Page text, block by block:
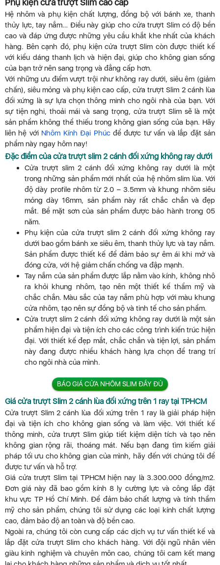
Phụ kiện cửa trượt Slim cao cấp
Hệ nhôm và phụ kiện chất lượng, đồng bộ với bánh xe, thanh
thủy lực, tay nắm… Điều này giúp cho cửa trượt Slim có độ bền
cao và đáp ứng được những yêu cầu khắt khe nhất của khách
hàng. Bên cạnh đó, phụ kiện cửa trượt Slim còn được thiết kế
với kiểu dáng thanh lịch và hiện đại, giúp cho không gian sống
của bạn trở nên sang trọng và đẳng cấp hơn.
Với những ưu điểm vượt trội như không ray dưới, siêu êm (giảm
chấn), siêu mỏng và phụ kiện cao cấp, cửa trượt Slim 2 cánh lùa
đối xứng là sự lựa chọn thông minh cho ngôi nhà của bạn. Với
sự tiện nghi, thoải mái và sang trọng, cửa trượt Slim sẽ là một
sản phẩm không thể thiếu trong không gian sống của bạn. Hãy
liên hệ với Nhôm Kính Đại Phúcđể được tư vấn và lắp đặt sản
phẩm này ngay hôm nay!
Đặc điểm của cửa trượt slim 2 cánh đối xứng không ray dưới
Cửa trượt slim 2 cánh đối xứng không ray dưới là một
trong những sản phẩm mới nhất của hệ nhôm slim lùa. Với
độ dày profile nhôm từ 2.0 – 3.5mm và khung nhôm siêu
mỏng dày 16mm, sản phẩm này rất chắc chắn và đẹp
mắt. Bề mặt sơn của sản phẩm được bảo hành trong 05
năm.
Phụ kiện của cửa trượt slim 2 cánh đối xứng không ray
dưới bao gồm bánh xe siêu êm, thanh thủy lực và tay nắm.
Sản phẩm được thiết kế để đảm bảo sự êm ái khi mở và
đóng cửa, với hệ giảm chấn chống va đập mạnh.
Tay nắm của sản phẩm được lắp nằm vào kính, không nhô
ra khỏi khung nhôm, tạo nên một thiết kế thẩm mỹ và
chắc chắn. Màu sắc của tay nắm phù hợp với màu khung
cửa nhôm, tạo nên sự đồng bộ và tinh tế cho sản phẩm.
Cửa trượt slim 2 cánh đối xứng không ray dưới là một sản
phẩm hiện đại và tiện ích cho các công trình kiến trúc hiện
đại. Với thiết kế đẹp mắt, chắc chắn và tiện lợi, sản phẩm
này đang được nhiều khách hàng lựa chọn để trang trí
cho ngôi nhà của mình.
BÁO GIÁ CỬA NHÔM SLIM ĐẦY ĐỦ
Giá cửa trượt Slim 2 cánh lùa đối xứng trên 1 ray tại TPHCM
Cửa trượt Slim 2 cánh lùa đối xứng trên 1 ray là giải pháp hiện
đại và tiện ích cho không gian sống và làm việc. Với thiết kế
thông minh, cửa trượt Slim giúp tiết kiệm diện tích và tạo nên
không gian rộng rãi, thoáng mát. Nếu bạn đang tìm kiếm giải
pháp tối ưu cho không gian của mình, hãy đến với chúng tôi để
được tư vấn và hỗ trợ.
Giá cửa trượt Slim tại TPHCM hiện nay là 3.300.000 đồng/m2.
Đơn giá này đã bao gồm kính 8 ly cường lực và công lắp đặt
khu vực TP Hồ Chí Minh. Để đảm bảo chất lượng và tính thẩm
mỹ cho sản phẩm, chúng tôi sử dụng các loại kính chất lượng
cao, đảm bảo độ an toàn và độ bền cao.
Ngoài ra, chúng tôi còn cung cấp các dịch vụ tư vấn thiết kế và
lắp đặt cửa trượt Slim cho khách hàng. Với đội ngũ nhân viên
giàu kinh nghiệm và chuyên môn cao, chúng tôi cam kết mang